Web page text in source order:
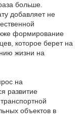
больше.
добавляет не
формирование
которое берет на
жизни на
на
развитие
объектов в